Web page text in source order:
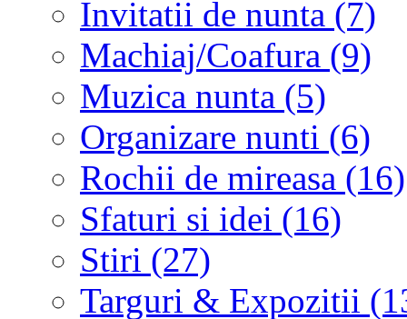
Invitatii de nunta (7)
Machiaj/Coafura (9)
Muzica nunta (5)
Organizare nunti (6)
Rochii de mireasa (16)
Sfaturi si idei (16)
Stiri (27)
Targuri & Expozitii